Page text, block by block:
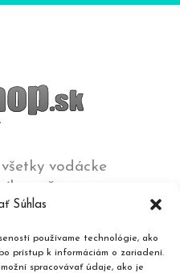
Súhlas
používame technológie, ako
prístup k informáciám o zariadení.
spracovávať údaje, ako je
vodácke
až po
všetkých typoch vôd
trate a moria.